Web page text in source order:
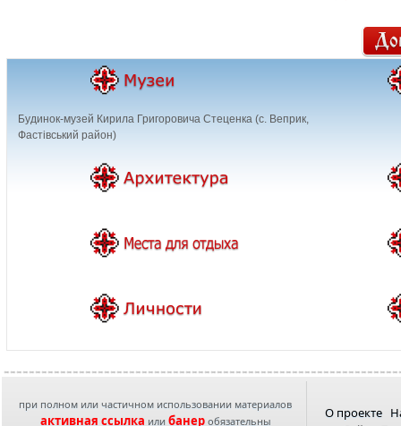
Будинок-музей Кирила Григоровича Стеценка (с. Веприк,
Фастівський район)
при полном или частичном использовании материалов
активная ссылка или банеробязательны
О проекте